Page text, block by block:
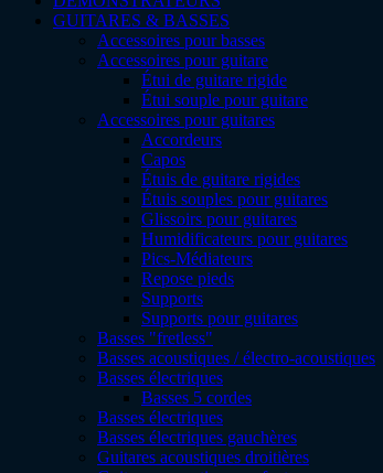
GUITARES & BASSES
Accessoires pour basses
Accessoires pour guitare
Étui de guitare rigide
Étui souple pour guitare
Accessoires pour guitares
Accordeurs
Capos
Étuis de guitare rigides
Étuis souples pour guitares
Glissoirs pour guitares
Humidificateurs pour guitares
Pics-Médiateurs
Repose pieds
Supports
Supports pour guitares
Basses "fretless"
Basses acoustiques / électro-acoustiques
Basses électriques
Basses 5 cordes
Basses électriques
Basses électriques gauchères
Guitares acoustiques droitières